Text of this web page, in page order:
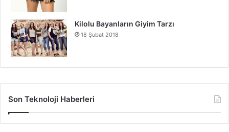
Kilolu Bayanların Giyim Tarzı
18 Şubat 2018
Son Teknoloji Haberleri